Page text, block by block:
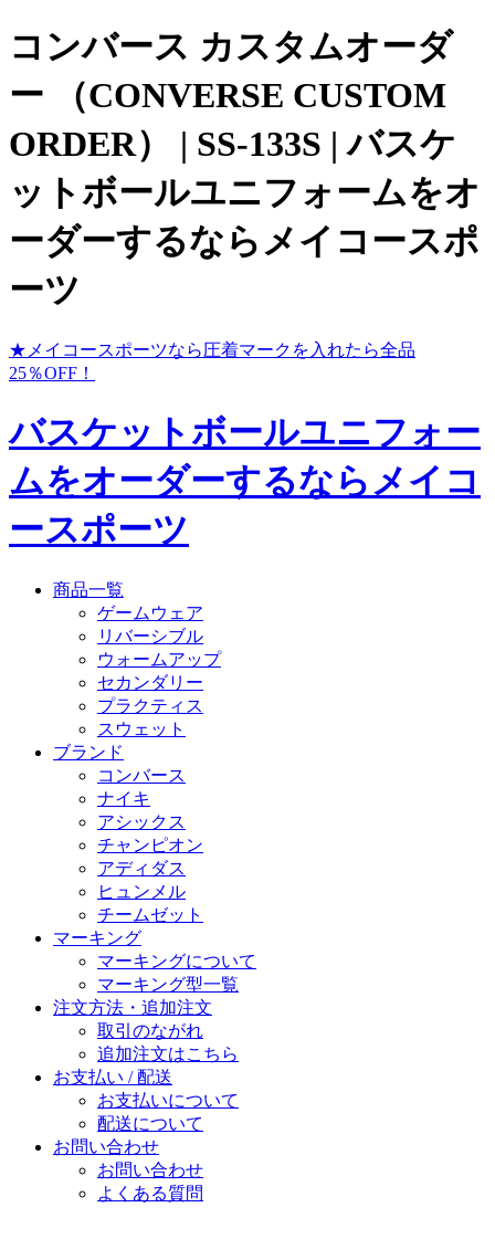
コンバース カスタムオーダ
ー （CONVERSE CUSTOM
ORDER） | SS-133S | バスケ
ットボールユニフォームをオ
ーダーするならメイコースポ
ーツ
★メイコースポーツなら圧着マークを入れたら全品
25％OFF！
バスケットボールユニフォー
ムをオーダーするならメイコ
ースポーツ
商品一覧
ゲームウェア
リバーシブル
ウォームアップ
セカンダリー
プラクティス
スウェット
ブランド
コンバース
ナイキ
アシックス
チャンピオン
アディダス
ヒュンメル
チームゼット
マーキング
マーキングについて
マーキング型一覧
注文方法・追加注文
取引のながれ
追加注文はこちら
お支払い / 配送
お支払いについて
配送について
お問い合わせ
お問い合わせ
よくある質問